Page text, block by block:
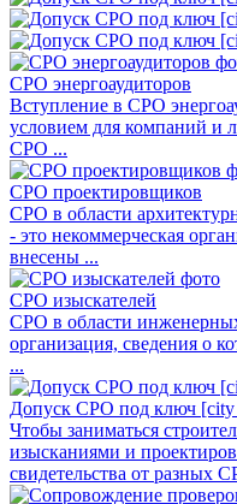
СРО энергоаудиторов
Вступление в СРО
условием для компаний и
СРО ...
СРО проектировщиков
СРО в области
- это некоммерческая
внесены ...
СРО изыскателей
СРО в области
организация, сведения о
...
Допуск СРО под ключ
Чтобы заниматься
изысканиями и
свидетельства от разных